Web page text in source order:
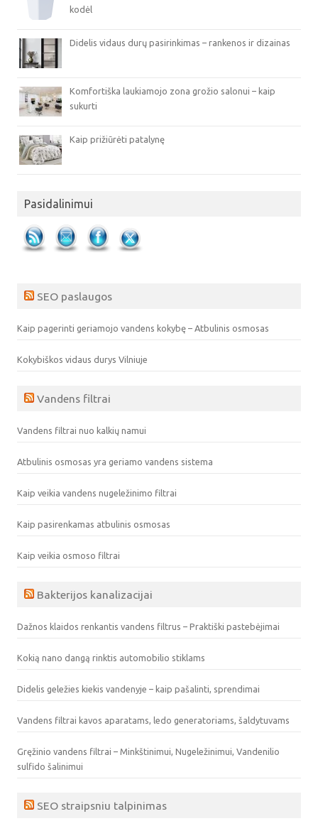
kodėl
Didelis vidaus durų pasirinkimas – rankenos ir dizainas
Komfortiška laukiamojo zona grožio salonui – kaip
sukurti
Kaip prižiūrėti patalynę
Pasidalinimui
SEO paslaugos
Kaip pagerinti geriamojo vandens kokybę – Atbulinis osmosas
Kokybiškos vidaus durys Vilniuje
Vandens filtrai
Vandens filtrai nuo kalkių namui
Atbulinis osmosas yra geriamo vandens sistema
Kaip veikia vandens nugeležinimo filtrai
Kaip pasirenkamas atbulinis osmosas
Kaip veikia osmoso filtrai
Bakterijos kanalizacijai
Dažnos klaidos renkantis vandens filtrus – Praktiški pastebėjimai
Kokią nano dangą rinktis automobilio stiklams
Didelis geležies kiekis vandenyje – kaip pašalinti, sprendimai
Vandens filtrai kavos aparatams, ledo generatoriams, šaldytuvams
Gręžinio vandens filtrai – Minkštinimui, Nugeležinimui, Vandenilio
sulfido šalinimui
SEO straipsniu talpinimas